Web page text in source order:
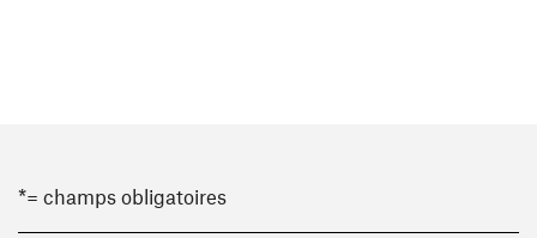
*= champs obligatoires